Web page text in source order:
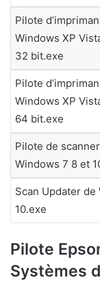
Pilote
Windows XP
32 bit.exe
Pilote
Windows XP
64 bit.exe
Pilote de
Windows 7 8 et
Scan Updater de
10.exe
Pilote
Systèmes